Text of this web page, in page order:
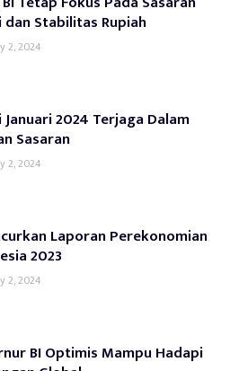
dan Stabilitas Rupiah
2, 2024
Januari 2024 Terjaga Dalam
Sasaran
2, 2024
Laporan Perekonomian
2023
2, 2024
BI Optimis Mampu Hadapi